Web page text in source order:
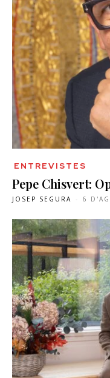
ENTREVISTES
Pepe Chisvert:
JOSEP SEGURA - 6